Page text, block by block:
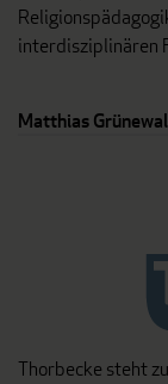
interdisziplinären
Matthias
Thorbecke steht